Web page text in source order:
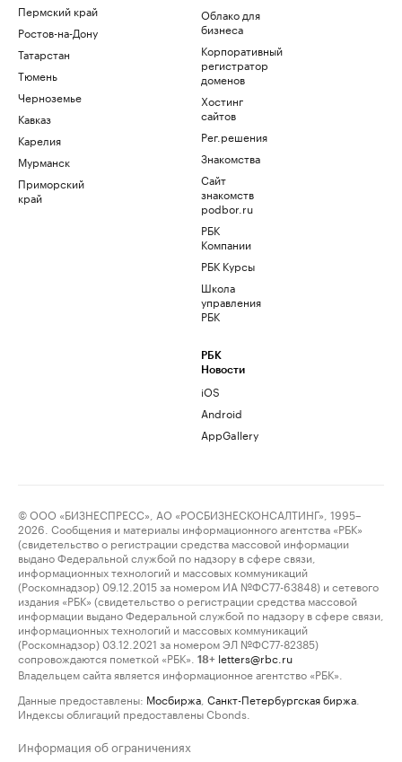
Пермский край
Ростов-на-Дону
Татарстан
Тюмень
Черноземье
Кавказ
Карелия
Мурманск
Приморский
край
Облако для
бизнеса
Корпоративный
регистратор
доменов
Хостинг
сайтов
Рег.решения
Знакомства
Сайт
знакомств
podbor.ru
РБК
Компании
РБК Курсы
Школа
управления
РБК
РБК
Новости
iOS
Android
AppGallery
© ООО «БИЗНЕСПРЕСС», АО «РОСБИЗНЕСКОНСАЛТИНГ», 1995–
2026. Сообщения и материалы информационного агентства «РБК»
(свидетельство о регистрации средства массовой информации
выдано Федеральной службой по надзору в сфере связи,
информационных технологий и массовых коммуникаций
(Роскомнадзор) 09.12.2015 за номером ИА №ФС77-63848) и сетевого
издания «РБК» (свидетельство о регистрации средства массовой
информации выдано Федеральной службой по надзору в сфере связи,
информационных технологий и массовых коммуникаций
(Роскомнадзор) 03.12.2021 за номером ЭЛ №ФС77-82385)
сопровождаются пометкой «РБК».
18+ letters@rbc.ru
Владельцем сайта является информационное агентство «РБК».
Данные предоставлены: Мосбиржа Санкт-Петербургская биржа
Индексы облигаций предоставлены Cbonds.
Информация об ограничениях